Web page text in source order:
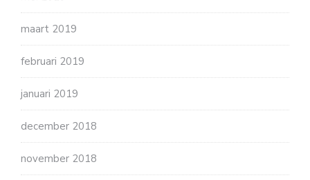
maart 2019
februari 2019
januari 2019
december 2018
november 2018